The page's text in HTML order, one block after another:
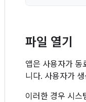
파일 열기
앱은 사용자가 동
니다. 사용자가
이러한 경우 시스